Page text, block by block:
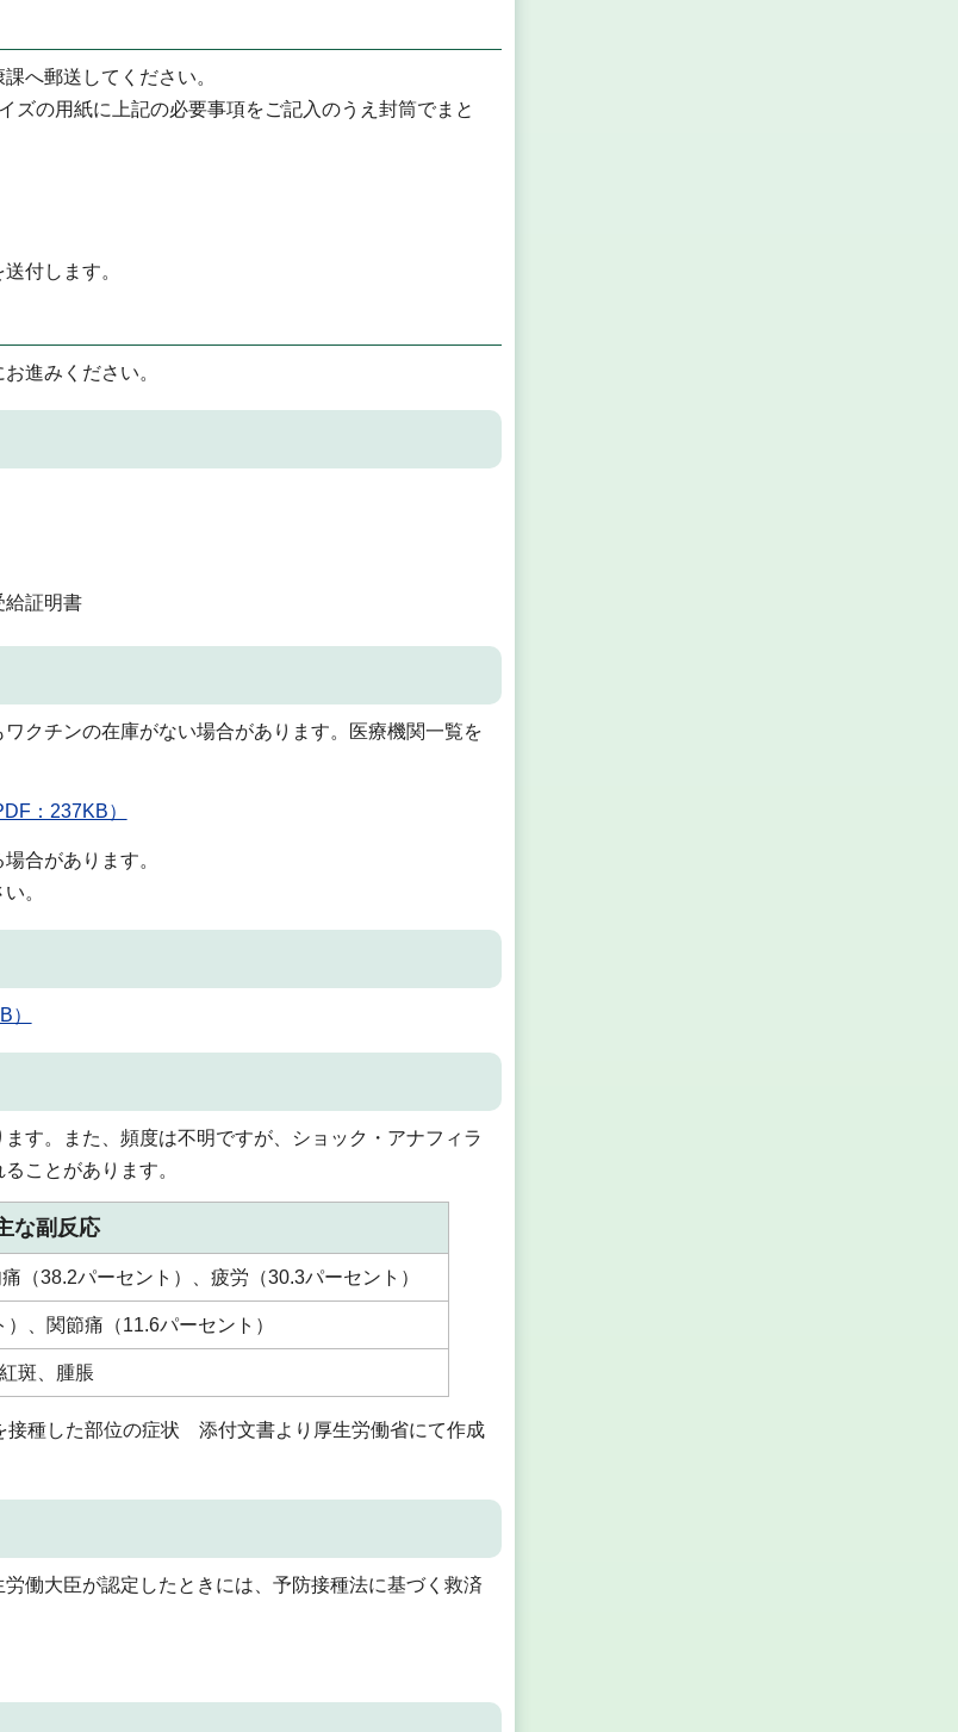
へ郵送してください。
の用紙に上記の必要事項をご記入のうえ封筒でまと
付します。
進みください。
給証明書
クチンの在庫がない場合があります。医療機関一覧を
：237KB）
合があります。
。
す。また、頻度は不明ですが、ショック・アナフィラ
ことがあります。
な副反応
（38.2パーセント）、疲労（30.3パーセント）
、関節痛（11.6パーセント）
紅斑、腫脹
接種した部位の症状 添付文書より厚生労働省にて作成
働大臣が認定したときには、予防接種法に基づく救済